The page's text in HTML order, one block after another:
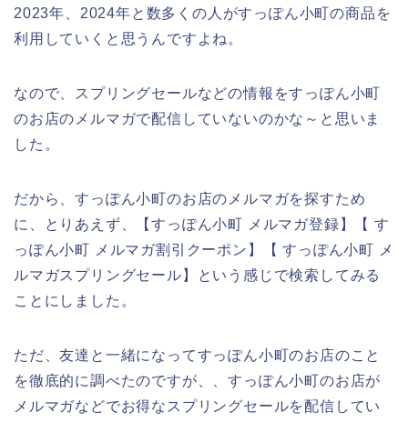
2023年、2024年と数多くの人がすっぽん小町の商品を
利用していくと思うんですよね。
なので、スプリングセールなどの情報をすっぽん小町
のお店のメルマガで配信していないのかな～と思いま
した。
だから、すっぽん小町のお店のメルマガを探すため
に、とりあえず、【すっぽん小町 メルマガ登録】【 す
っぽん小町 メルマガ割引クーポン】【 すっぽん小町 メ
ルマガスプリングセール】という感じで検索してみる
ことにしました。
ただ、友達と一緒になってすっぽん小町のお店のこと
を徹底的に調べたのですが、、すっぽん小町のお店が
メルマガなどでお得なスプリングセールを配信してい